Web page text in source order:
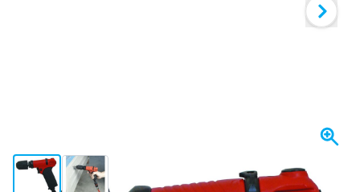
View larger imageView larger image